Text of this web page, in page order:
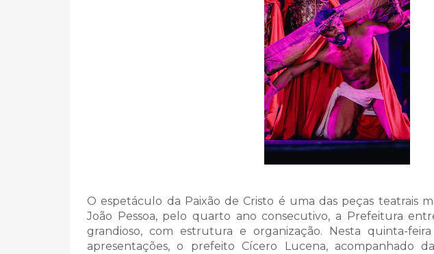
O espetáculo da Paixão de Cristo é uma das peças teatrais
João Pessoa, pelo quarto ano consecutivo, a Prefeitura
grandioso, com estrutura e organização. Nesta quinta-
apresentações, o prefeito Cícero Lucena, acompanhado